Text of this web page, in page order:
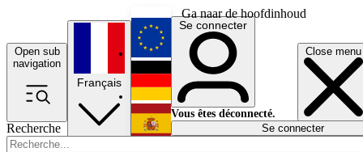
Ga naar de hoofdinhoud
Open sub
navigation
Close menu
Recherche
Français
English
Deutsch
Español
Se connecter
Vous êtes déconnecté.
Se connecter